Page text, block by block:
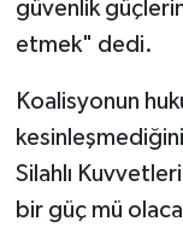
güvenlik
etmek" dedi.
Koalisyonun
Silahlı
bir güç mü